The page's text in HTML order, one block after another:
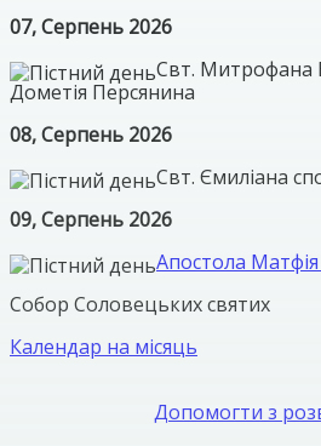
07, Серпень 2026
Свт. Митрофана
Дометія Персянина
08, Серпень 2026
Свт. Ємиліана
09, Серпень 2026
Апостола Матфія
Собор Соловецьких святих
Календар на місяць
Допомогти з